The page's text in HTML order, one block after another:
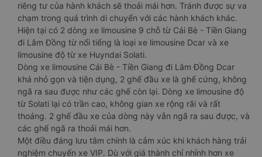
riêng tư của hành khách sẽ thoải mái hơn. Tránh được sự va
chạm trong quá trình di chuyển với các hành khách khác.
Hiện tại có 2 dòng xe limousine 9 chỗ từ Cái Bè - Tiền Giang
đi Lâm Đồng từ nổi tiếng là loại xe limousine Dcar và xe
limousine độ từ xe Huyndai Solati.
Dòng xe limousine Cái Bè - Tiền Giang đi Lâm Đồng Dcar
khá nhỏ gọn và tiện dụng, 2 ghế đầu xe là ghế cứng, không
ngã ra sau được như các ghế còn lại. Dòng xe limousine độ
từ Solati lại có trần cao, không gian xe rộng rãi và rất
thoáng. 2 ghế đầu xe của dòng này vẫn ngã ra sau được, và
các ghế ngã ra thoải mái hơn.
Một điều đáng lưu tâm chính là cảm xúc khi khách hàng trải
nghiệm chuyến xe VIP. Dù với giá thành chỉ nhỉnh hơn xe